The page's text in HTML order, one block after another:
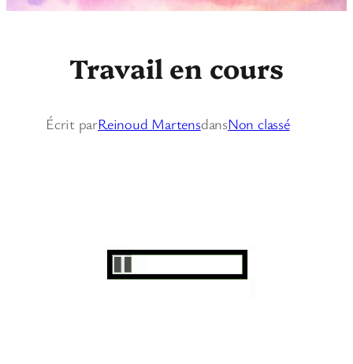
Travail en cours
Écrit parReinoud MartensdansNon classé